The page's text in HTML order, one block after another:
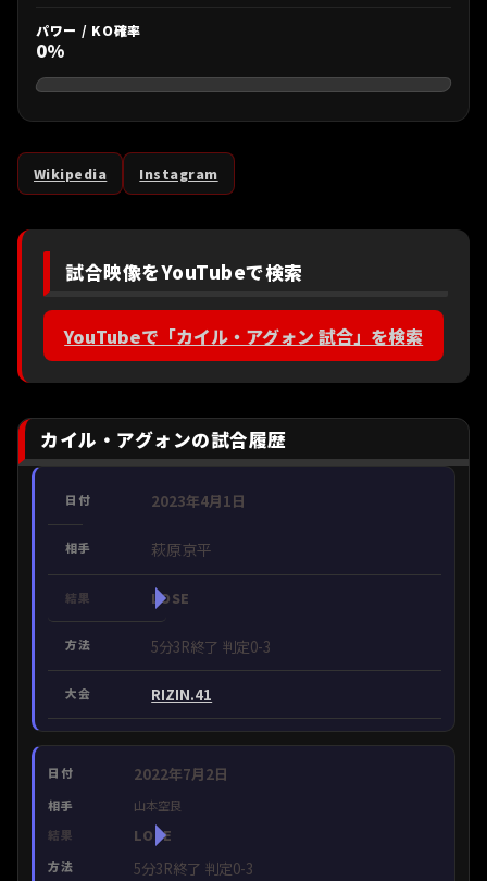
パワー / KO確率
0%
Wikipedia Instagram
試合映像をYouTubeで検索
YouTubeで「カイル・アグォン 試合」を検索
カイル・アグォンの試合履歴
2023年4月1日
萩原京平
LOSE
5分3R終了 判定0-3
RIZIN.41
2022年7月2日
山本空良
LOSE
5分3R終了 判定0-3